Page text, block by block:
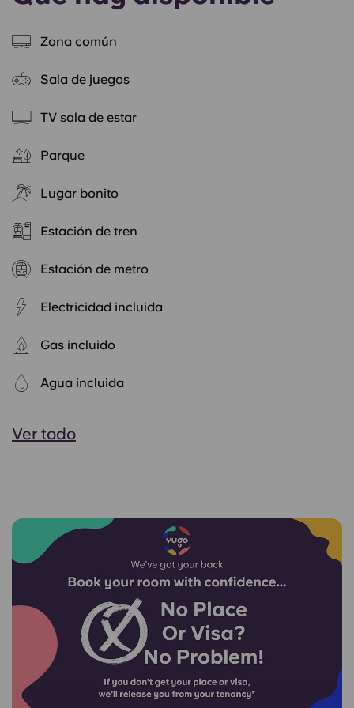
Zona común
Sala de juegos
TV sala de estar
Parque
Lugar bonito
Estación de tren
Estación de metro
Electricidad incluida
Gas incluido
Agua incluida
Ver todo